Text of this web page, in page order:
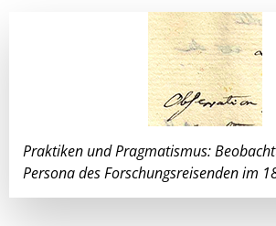
Praktiken und Pragmatismus:
Persona des Forschungsreisenden im